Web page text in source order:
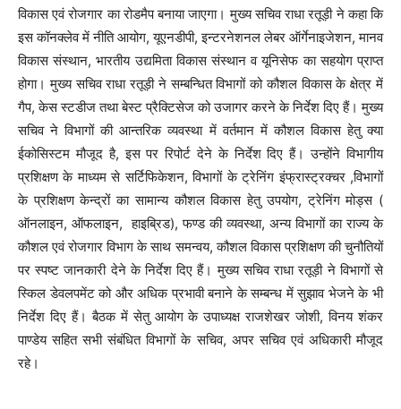
विकास एवं रोजगार का रोडमैप बनाया जाएगा। मुख्य सचिव राधा रतूड़ी ने कहा कि
इस कॉनक्लेव में नीति आयोग, यूएनडीपी, इन्टरनेशनल लेबर ऑर्गेनाइजेशन, मानव
विकास संस्थान, भारतीय उद्यमिता विकास संस्थान व यूनिसेफ का सहयोग प्राप्त
होगा। मुख्य सचिव राधा रतूड़ी ने सम्बन्धित विभागों को कौशल विकास के क्षेत्र में
गैप, केस स्टडीज तथा बेस्ट प्रैक्टिसेज को उजागर करने के निर्देश दिए हैं। मुख्य
सचिव ने विभागों की आन्तरिक व्यवस्था में वर्तमान में कौशल विकास हेतु क्या
ईकोसिस्टम मौजूद है, इस पर रिपोर्ट देने के निर्देश दिए हैं। उन्होंने विभागीय
प्रशिक्षण के माध्यम से सर्टिफिकेशन, विभागों के ट्रेनिंग इंफ्रास्ट्रक्चर ,विभागों
के प्रशिक्षण केन्द्रों का सामान्य कौशल विकास हेतु उपयोग, ट्रेनिंग मोड्स (
ऑनलाइन, ऑफलाइन, हाइब्रिड), फण्ड की व्यवस्था, अन्य विभागों का राज्य के
कौशल एवं रोजगार विभाग के साथ समन्वय, कौशल विकास प्रशिक्षण की चुनौतियों
पर स्पष्ट जानकारी देने के निर्देश दिए हैं। मुख्य सचिव राधा रतूड़ी ने विभागों से
स्किल डेवलपमेंट को और अधिक प्रभावी बनाने के सम्बन्ध में सुझाव भेजने के भी
निर्देश दिए हैं। बैठक में सेतु आयोग के उपाध्यक्ष राजशेखर जोशी, विनय शंकर
पाण्डेय सहित सभी संबंधित विभागों के सचिव, अपर सचिव एवं अधिकारी मौजूद
रहे।